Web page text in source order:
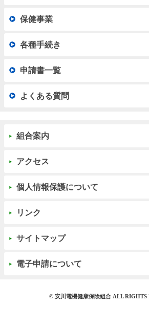
保健事業
各種手続き
申請書一覧
よくある質問
組合案内
アクセス
個人情報保護について
リンク
サイトマップ
電子申請について
© 安川電機健康保険組合 ALL RIGHTS